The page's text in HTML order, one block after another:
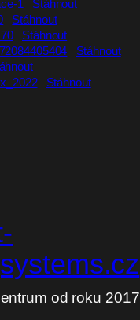
1
Stáhnout
Stáhnout
Stáhnout
Stáhnout
Stáhnout
od roku 2017